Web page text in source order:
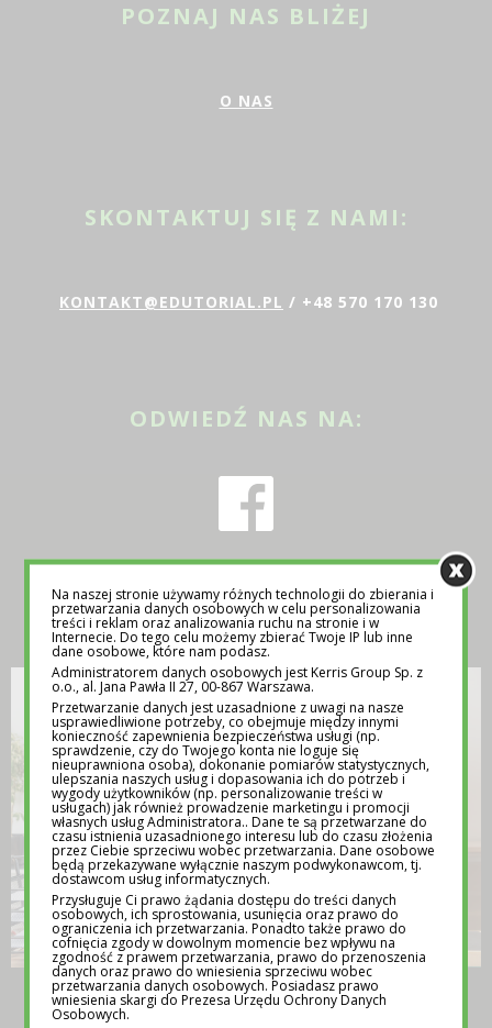
POZNAJ NAS BLIŻEJ
O NAS
SKONTAKTUJ SIĘ Z NAMI:
KONTAKT@EDUTORIAL.PL / +48 570 170 130
ODWIEDŹ NAS NA:
INSPIRACJA
TEMATY NA LEKCJE WYCHOWAWCZE –
POMOC DLA NAUCZYCIELI
Na naszej stronie używamy różnych technologii do zbierania i
przetwarzania danych osobowych w celu personalizowania
treści i reklam oraz analizowania ruchu na stronie i w
Internecie. Do tego celu możemy zbierać Twoje IP lub inne
dane osobowe, które nam podasz.
Administratorem danych osobowych jest Kerris Group Sp. z
o.o., al. Jana Pawła II 27, 00-867 Warszawa.
Przetwarzanie danych jest uzasadnione z uwagi na nasze
usprawiedliwione potrzeby, co obejmuje między innymi
konieczność zapewnienia bezpieczeństwa usługi (np.
sprawdzenie, czy do Twojego konta nie loguje się
nieuprawniona osoba), dokonanie pomiarów statystycznych,
ulepszania naszych usług i dopasowania ich do potrzeb i
wygody użytkowników (np. personalizowanie treści w
usługach) jak również prowadzenie marketingu i promocji
własnych usług Administratora.. Dane te są przetwarzane do
czasu istnienia uzasadnionego interesu lub do czasu złożenia
przez Ciebie sprzeciwu wobec przetwarzania. Dane osobowe
będą przekazywane wyłącznie naszym podwykonawcom, tj.
dostawcom usług informatycznych.
Przysługuje Ci prawo żądania dostępu do treści danych
osobowych, ich sprostowania, usunięcia oraz prawo do
ograniczenia ich przetwarzania. Ponadto także prawo do
cofnięcia zgody w dowolnym momencie bez wpływu na
zgodność z prawem przetwarzania, prawo do przenoszenia
danych oraz prawo do wniesienia sprzeciwu wobec
przetwarzania danych osobowych. Posiadasz prawo
wniesienia skargi do Prezesa Urzędu Ochrony Danych
Osobowych.